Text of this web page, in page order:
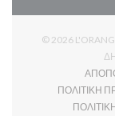
© 2026
ΠΟΛΙΤΙΚΉ